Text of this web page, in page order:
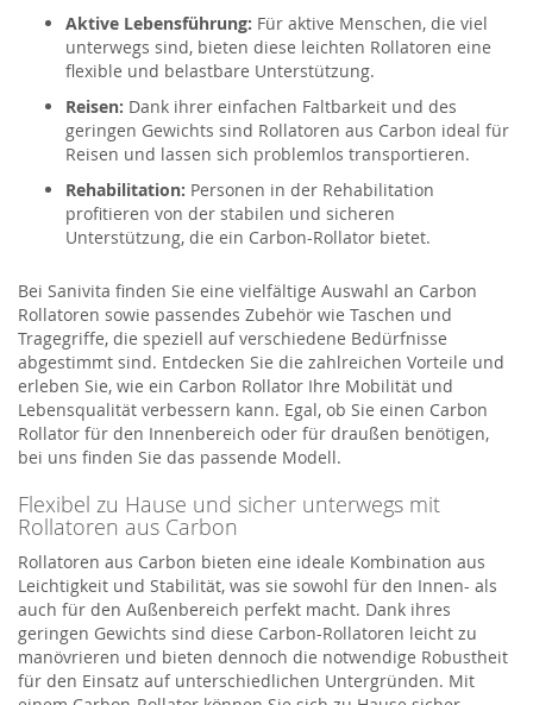
Aktive Lebensführung: Für aktive Menschen, die viel
unterwegs sind, bieten diese leichten Rollatoren eine
flexible und belastbare Unterstützung.
Reisen: Dank ihrer einfachen Faltbarkeit und des
geringen Gewichts sind Rollatoren aus Carbon ideal für
Reisen und lassen sich problemlos transportieren.
Rehabilitation: Personen in der Rehabilitation
profitieren von der stabilen und sicheren
Unterstützung, die ein Carbon-Rollator bietet.
Bei Sanivita finden Sie eine vielfältige Auswahl an Carbon
Rollatoren sowie passendes Zubehör wie Taschen und
Tragegriffe, die speziell auf verschiedene Bedürfnisse
abgestimmt sind. Entdecken Sie die zahlreichen Vorteile und
erleben Sie, wie ein Carbon Rollator Ihre Mobilität und
Lebensqualität verbessern kann. Egal, ob Sie einen Carbon
Rollator für den Innenbereich oder für draußen benötigen,
bei uns finden Sie das passende Modell.
Flexibel zu Hause und sicher unterwegs mit
Rollatoren aus Carbon
Rollatoren aus Carbon bieten eine ideale Kombination aus
Leichtigkeit und Stabilität, was sie sowohl für den Innen- als
auch für den Außenbereich perfekt macht. Dank ihres
geringen Gewichts sind diese Carbon-Rollatoren leicht zu
manövrieren und bieten dennoch die notwendige Robustheit
für den Einsatz auf unterschiedlichen Untergründen. Mit